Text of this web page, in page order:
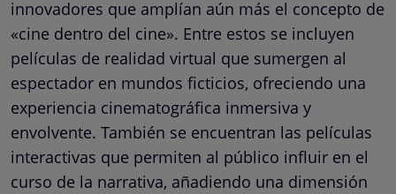
innovadores que amplían aún más el concepto de
«cine dentro del cine». Entre estos se incluyen
películas de realidad virtual que sumergen al
espectador en mundos ficticios, ofreciendo una
experiencia cinematográfica inmersiva y
envolvente. También se encuentran las películas
interactivas que permiten al público influir en el
curso de la narrativa, añadiendo una dimensión